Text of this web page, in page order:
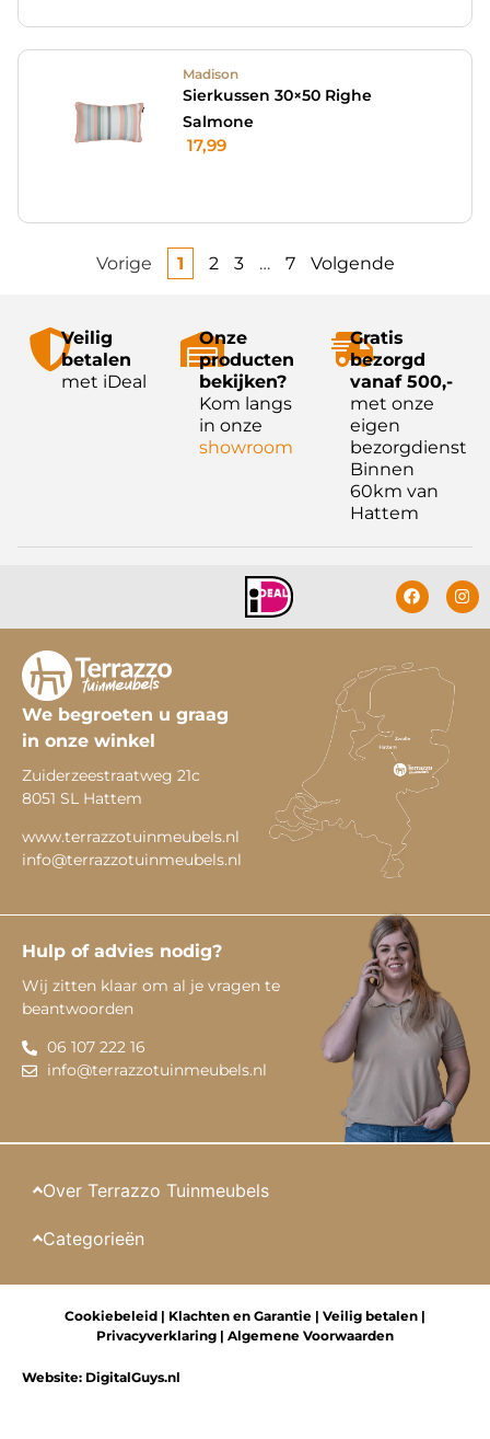
Madison
Sierkussen 30×50 Righe
Salmone
17,99
Vorige 1 2 3 … 7 Volgende
Veilig
betalen
met iDeal
Onze
producten
bekijken?
Kom langs
in onze
showroom
Gratis
bezorgd
vanaf 500,-
met onze
eigen
bezorgdienst
Binnen
60km van
Hattem
We begroeten u graag
in onze winkel
Zuiderzeestraatweg 21c
8051 SL Hattem
www.terrazzotuinmeubels.nl
info@terrazzotuinmeubels.nl
Hulp of advies nodig?
Wij zitten klaar om al je vragen te
beantwoorden
06 107 222 16
info@terrazzotuinmeubels.nl
Over Terrazzo Tuinmeubels
Categorieën
Website: DigitalGuys.nl
Cookiebeleid | Klachten en Garantie | Veilig betalen |
Privacyverklaring | Algemene Voorwaarden